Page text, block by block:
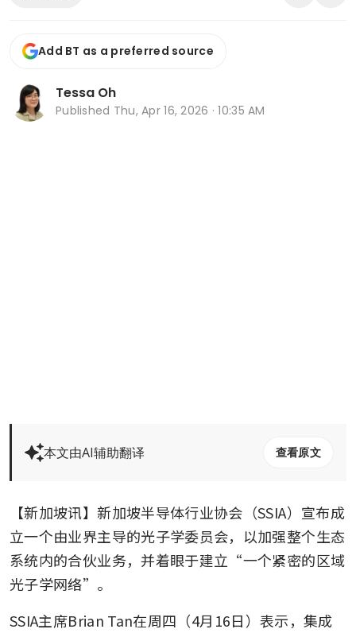
Add BT as a preferred source
Tessa Oh
Published Thu, Apr 16, 2026 · 10:35 AM
本文由AI辅助翻译 查看原文
【新加坡讯】新加坡半导体行业协会（SSIA）宣布成
立一个由业界主导的光子学委员会，以加强整个生态
系统内的合伙业务，并着眼于建立“一个紧密的区域
光子学网络”。
SSIA主席Brian Tan在周四（4月16日）表示，集成